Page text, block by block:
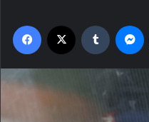
Facebook Tumblr